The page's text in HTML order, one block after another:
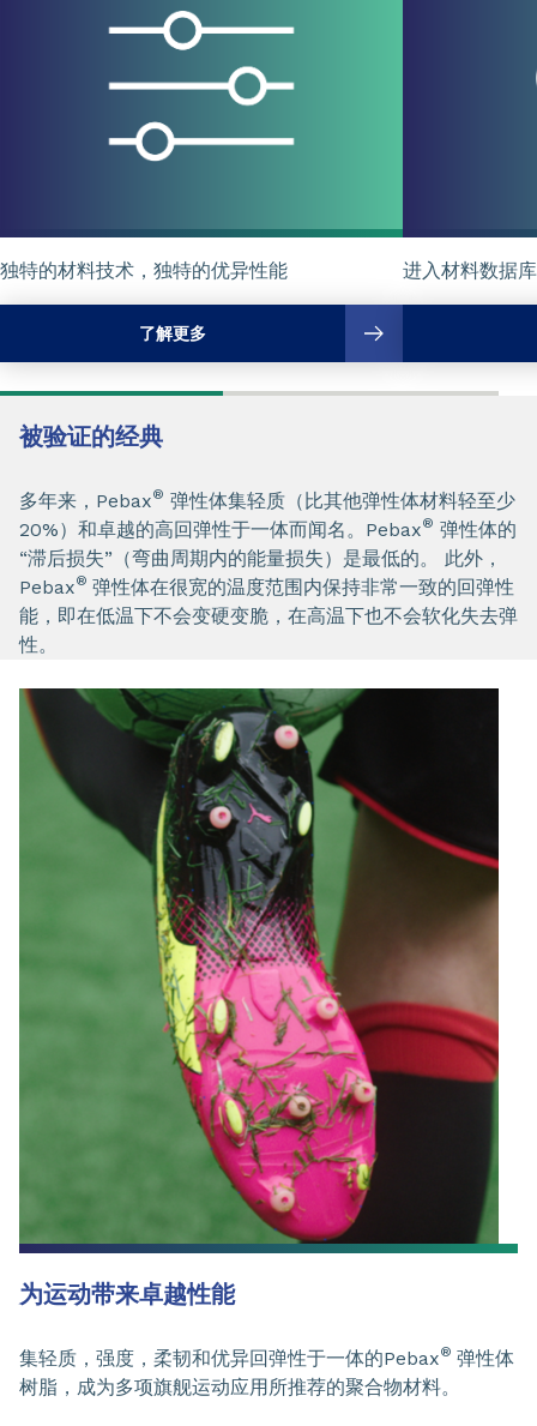
独特的材料技术，独特的优异性能
了解更多
进入材料数据库
被验证的经典
多年来，Pebax® 弹性体集轻质（比其他弹性体材料轻至少
20%）和卓越的高回弹性于一体而闻名。Pebax® 弹性体的
“滞后损失”（弯曲周期内的能量损失）是最低的。 此外，
Pebax® 弹性体在很宽的温度范围内保持非常一致的回弹性
能，即在低温下不会变硬变脆，在高温下也不会软化失去弹
性。
为运动带来卓越性能
集轻质，强度，柔韧和优异回弹性于一体的Pebax® 弹性体
树脂，成为多项旗舰运动应用所推荐的聚合物材料。